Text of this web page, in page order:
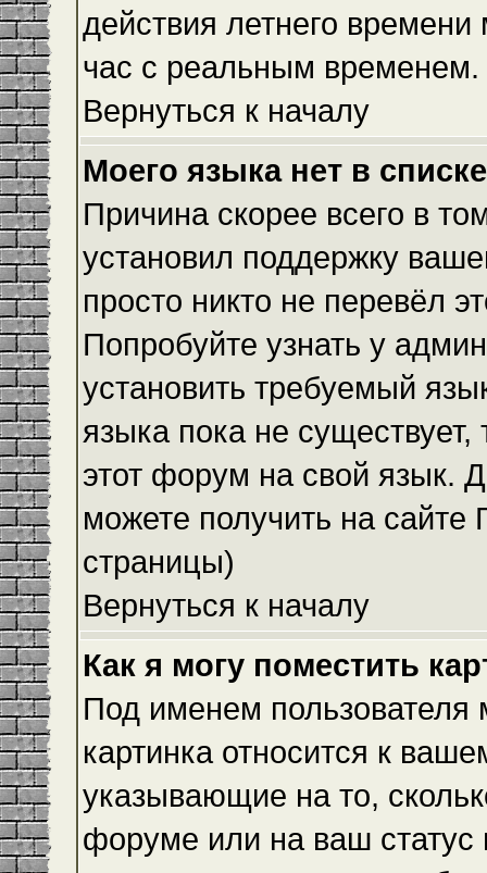
действия летнего
час с реальным временем.
Вернуться к началу
Моего языка нет в
Причина скорее всего в
установил поддержку
просто никто не перевёл
Попробуйте узнать у
установить требуемый
языка пока не
этот форум на свой язык.
можете получить на сайте
страницы)
Вернуться к началу
Как я могу поместить
Под именем пользователя
картинка относится к
указывающие на то,
форуме или на ваш